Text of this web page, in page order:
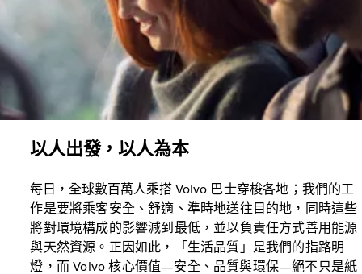
以人出發，以人為本
每日，全球數百萬人乘搭 Volvo 巴士穿梭各地；我們的工
作是要將乘客安全、舒適、準時地送往目的地，同時這些
將對環境構成的影響減到最低，並以負責任方式善用能源
與天然資源。正因如此，「生活品質」是我們的指路明
燈，而 Volvo 核心價值—安全、品質與環保—絕不只是紙